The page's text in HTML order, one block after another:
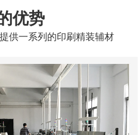
优势
供一系列的印刷精装辅材